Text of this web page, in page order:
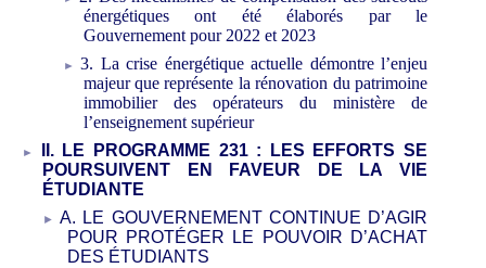
énergétiques ont été élaborés par le
Gouvernement pour 2022 et 2023
3. La crise énergétique actuelle démontre l’enjeu
majeur que représente la rénovation du patrimoine
immobilier des opérateurs du ministère de
l’enseignement supérieur
II. LE PROGRAMME 231 : LES EFFORTS SE
POURSUIVENT EN FAVEUR DE LA VIE
ÉTUDIANTE
A. LE GOUVERNEMENT CONTINUE D’AGIR
POUR PROTÉGER LE POUVOIR D’ACHAT
DES ÉTUDIANTS